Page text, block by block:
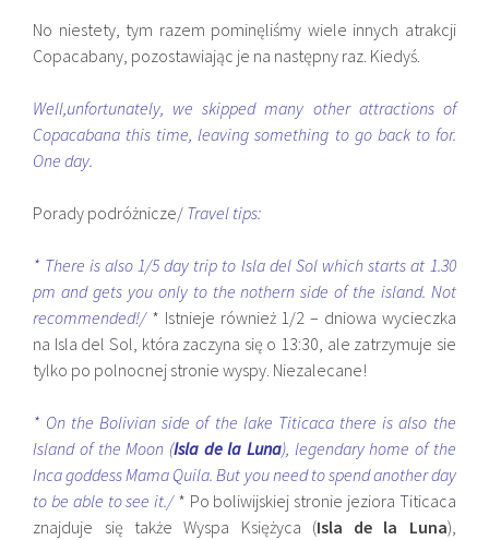
No niestety, tym razem pominęliśmy wiele innych atrakcji
Copacabany, pozostawiając je na następny raz. Kiedyś.
Well,unfortunately, we skipped many other attractions of
Copacabana this time, leaving something to go back to for.
One day.
Porady podróżnicze/ Travel tips:
* There is also 1/5 day trip to Isla del Sol which starts at 1.30
pm and gets you only to the nothern side of the island. Not
recommended!/* Istnieje również 1/2 – dniowa wycieczka
na Isla del Sol, która zaczyna się o 13:30, ale zatrzymuje sie
tylko po polnocnej stronie wyspy. Niezalecane!
* On the Bolivian side of the lake Titicaca there is also the
Island of the Moon (Isla de la Luna), legendary home of the
Inca goddess Mama Quila. But you need to spend another day
to be able to see it./* Po boliwijskiej stronie jeziora Titicaca
znajduje się także Wyspa Księżyca (Isla de la Luna),